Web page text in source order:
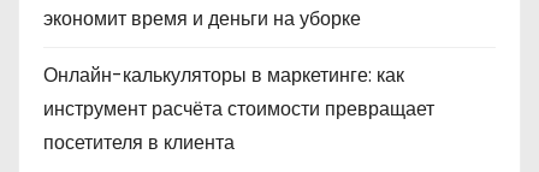
экономит время и деньги на уборке
Онлайн-калькуляторы в маркетинге: как
инструмент расчёта стоимости превращает
посетителя в клиента